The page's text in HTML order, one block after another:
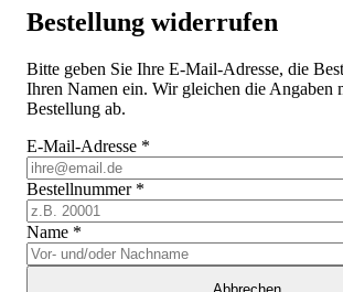
Bestellung widerrufen
Bitte geben Sie Ihre E-Mail-Adresse, die
Ihren Namen ein. Wir gleichen die Angaben
Bestellung ab.
E-Mail-Adresse *
Bestellnummer *
Name *